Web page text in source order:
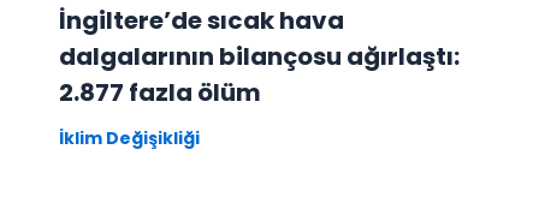
İngiltere’de sıcak hava
dalgalarının bilançosu ağırlaştı:
2.877 fazla ölüm
İklim Değişikliği